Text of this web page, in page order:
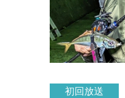
初回放送